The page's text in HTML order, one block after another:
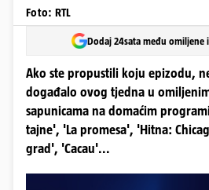
Foto: RTL
Dodaj 24sata među omiljene
Ako ste propustili koju epizodu,
događalo ovog tjedna u
sapunicama na domaćim
tajne', 'La promesa', 'Hitna:
grad', 'Cacau'...